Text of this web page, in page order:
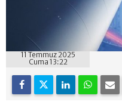
11 Temmuz 2025
Cuma 13:22